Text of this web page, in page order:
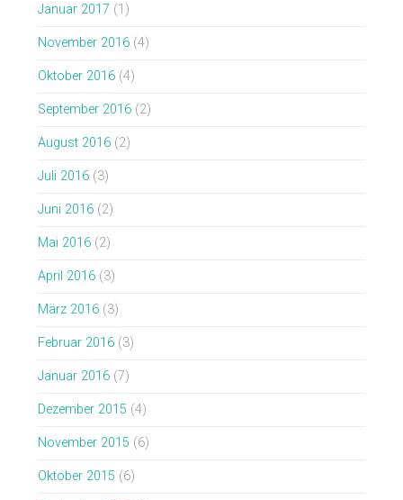
Januar 2017 (1)
November 2016(4)
Oktober 2016(4)
September 2016(2)
August 2016(2)
Juli 2016(3)
Juni 2016(2)
Mai 2016(2)
April 2016(3)
März 2016(3)
Februar 2016(3)
Januar 2016(7)
Dezember 2015 (4)
November 2015 (6)
Oktober 2015 (6)